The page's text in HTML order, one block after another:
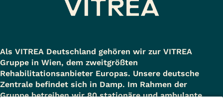
Als VITREA Deutschland gehören wir zur VITREA
Gruppe in Wien, dem zweitgrößten
Rehabilitationsanbieter Europas. Unsere deutsche
Zentrale befindet sich in Damp. Im Rahmen der
Gruppe betreiben wir 80 stationäre und ambulante